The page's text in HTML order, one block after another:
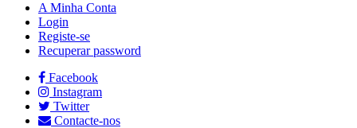
A Minha Conta
Login
Registe-se
Recuperar password
Facebook
Instagram
Twitter
Contacte-nos